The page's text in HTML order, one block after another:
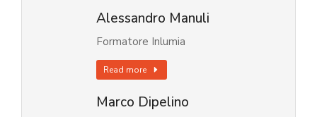
Alessandro Manuli
Formatore Inlumia
Read more
Marco Dipelino